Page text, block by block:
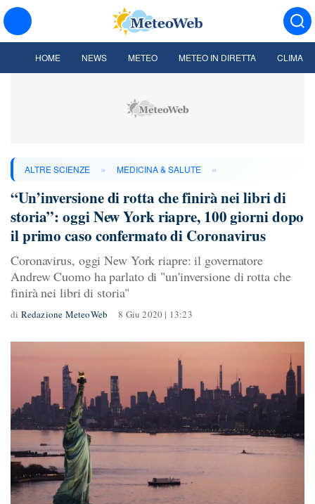
HOME NEWS METEO METEO IN DIRETTA CLIMA
ALTRE SCIENZE » MEDICINA & SALUTE »
“Un’inversione di rotta che finirà nei libri di
storia”: oggi New York riapre, 100 giorni dopo
il primo caso confermato di Coronavirus
Coronavirus, oggi New York riapre: il governatore
Andrew Cuomo ha parlato di "un'inversione di rotta che
finirà nei libri di storia"
di Redazione MeteoWeb 8 Giu 2020 | 13:23